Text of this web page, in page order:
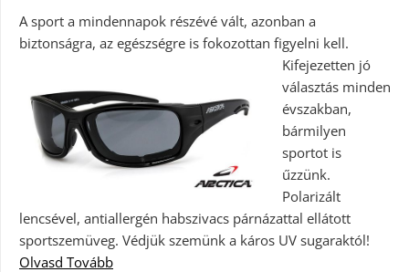
A sport a mindennapok részévé vált, azonban a
biztonságra, az egészségre is fokozottan figyelni kell.
Kifejezetten jó
választás minden
évszakban,
bármilyen
sportot is
űzzünk.
Polarizált
lencsével, antiallergén habszivacs párnázattal ellátott
sportszemüveg. Védjük szemünk a káros UV sugaraktól!
Olvasd Tovább